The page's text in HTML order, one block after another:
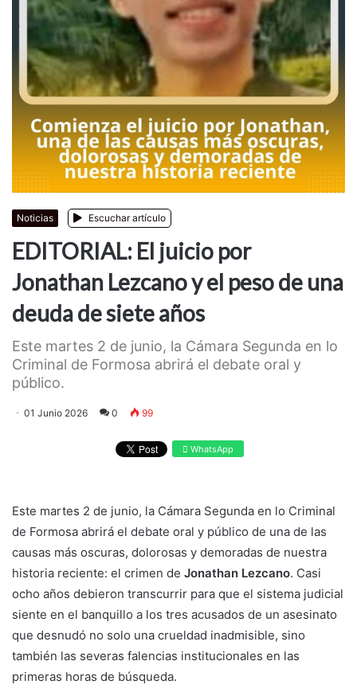
Noticias Escuchar artículo
EDITORIAL: El juicio por
Jonathan Lezcano y el peso de una
deuda de siete años
Este martes 2 de junio, la Cámara Segunda en lo
Criminal de Formosa abrirá el debate oral y
público.
01 Junio 2026 0 99
WhatsApp
Este martes 2 de junio, la Cámara Segunda en lo Criminal
de Formosa abrirá el debate oral y público de una de las
causas más oscuras, dolorosas y demoradas de nuestra
historia reciente: el crimen de Jonathan Lezcano. Casi
ocho años debieron transcurrir para que el sistema judicial
siente en el banquillo a los tres acusados de un asesinato
que desnudó no solo una crueldad inadmisible, sino
también las severas falencias institucionales en las
primeras horas de búsqueda.